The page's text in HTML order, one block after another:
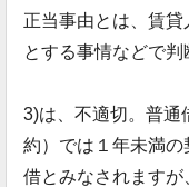
正当事由とは、賃
とする事情などで判
3)は、不適切。普通
約）では１年未満
借とみなされますが